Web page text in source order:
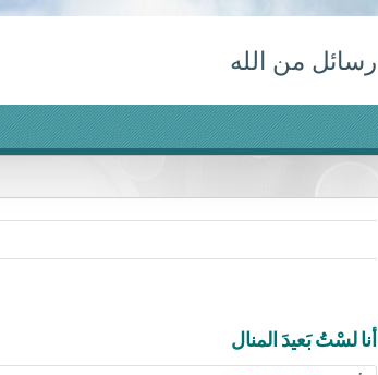
رسائل من الله
أنا لسْتُ بَعيدَ المنال